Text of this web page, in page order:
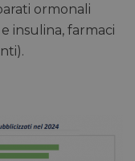
ormonali
insulina, farmaci